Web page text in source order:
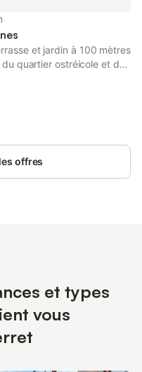
et jardin à 100 mètres
quartier ostréicole et des
du centre ville et du
vagues sont des atouts
offres
et types
vous